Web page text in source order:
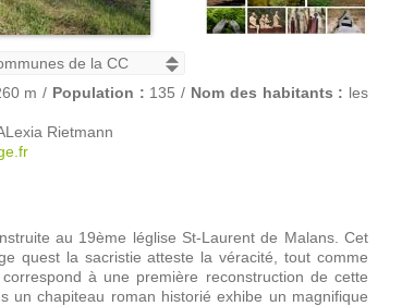
m / Population : 135 / Nom des habitants : les
Rietmann
au 19ème léglise St-Laurent de Malans. Cet
quest la sacristie atteste la véracité, tout comme
à une première reconstruction de cette
un chapiteau roman historié exhibe un magnifique